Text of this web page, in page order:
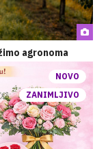
agronoma
NOVO
ZANIMLJIVO